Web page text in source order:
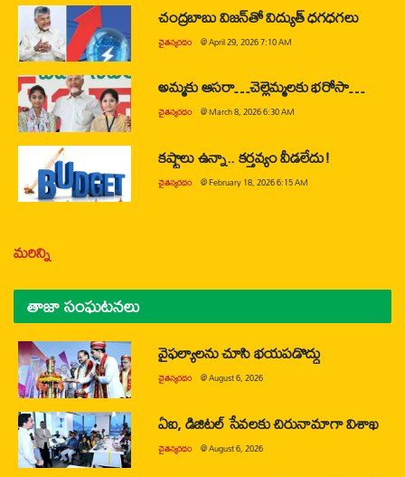
చంద్రబాబు విజన్‌తో విద్యుత్ ధగధగలు
చైతన్యరధం @April 29, 2026 7:10 AM
అమ్మకు ఆసరా…చెల్లెమ్మలకు భరోసా…
చైతన్యరధం @March 8, 2026 6:30 AM
కష్టాలు ఉన్నా.. కర్తవ్యం వీడలేదు!
చైతన్యరధం @February 18, 2026 6:15 AM
మరిన్ని
తాజా సంఘటనలు
వైఫల్యాలను చూసి భయపడొద్దు
చైతన్యరధం @August 6, 2026
ఏఐ, డిజిటల్ సేవలకు చిరునామాగా విశాఖ
చైతన్యరధం @August 6, 2026